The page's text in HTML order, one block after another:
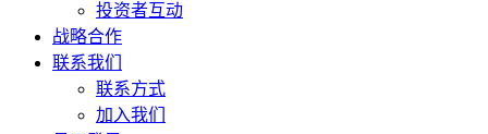
投资者互动
战略合作
联系我们
联系方式
加入我们